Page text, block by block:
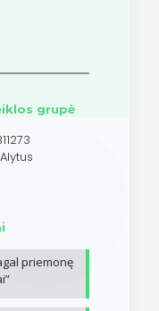
grupė
priemonę